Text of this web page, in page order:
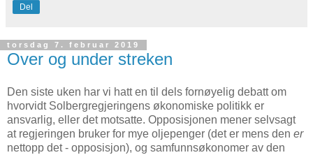
Del
torsdag 7. februar 2019
Over og under streken
Den siste uken har vi hatt en til dels fornøyelig debatt om
hvorvidt Solbergregjeringens økonomiske politikk er
ansvarlig, eller det motsatte. Opposisjonen mener selvsagt
at regjeringen bruker for mye oljepenger (det er mens den er
nettopp det - opposisjon), og samfunnsøkonomer av den